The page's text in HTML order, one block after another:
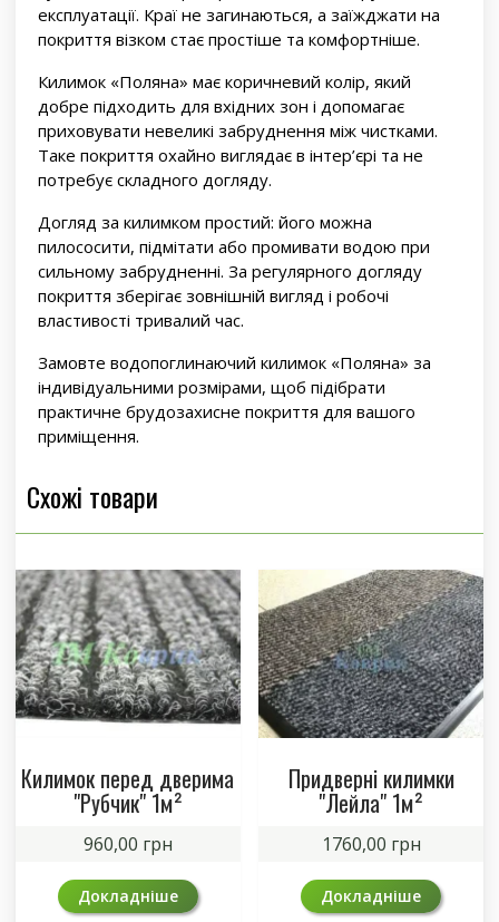
експлуатації. Краї не загинаються, а заїжджати на
покриття візком стає простіше та комфортніше.
Килимок «Поляна» має коричневий колір, який
добре підходить для вхідних зон і допомагає
приховувати невеликі забруднення між чистками.
Таке покриття охайно виглядає в інтер’єрі та не
потребує складного догляду.
Догляд за килимком простий: його можна
пилососити, підмітати або промивати водою при
сильному забрудненні. За регулярного догляду
покриття зберігає зовнішній вигляд і робочі
властивості тривалий час.
Замовте водопоглинаючий килимок «Поляна» за
індивідуальними розмірами, щоб підібрати
практичне брудозахисне покриття для вашого
приміщення.
Схожі товари
Килимок перед дверима
"Рубчик" 1м²
960,00 грн
Докладніше
Придверні килимки
"Лейла" 1м²
1760,00 грн
Докладніше